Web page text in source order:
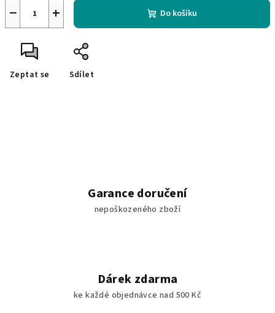
+
− Do košíku
Zeptat se Sdílet
Garance doručení
nepoškozeného zboží
Dárek zdarma
ke každé objednávce nad 500 Kč